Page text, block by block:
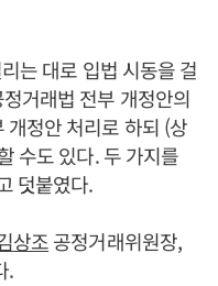
는 대로 입법 시동을 걸
거래법 전부 개정안의
정안 처리로 하되 (상
수도 있다. 두 가지를
덧붙였다.
상조공정거래위원장,
.